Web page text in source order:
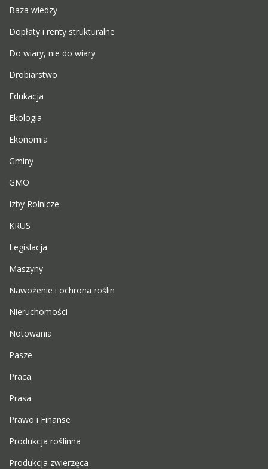
Baza wiedzy
Dopłaty i renty strukturalne
Do wiary, nie do wiary
Drobiarstwo
Edukacja
Ekologia
Ekonomia
Gminy
GMO
Izby Rolnicze
KRUS
Legislacja
Maszyny
Nawożenie i ochrona roślin
Nieruchomości
Notowania
Pasze
Praca
Prasa
Prawo i Finanse
Produkcja roślinna
Produkcja zwierzęca